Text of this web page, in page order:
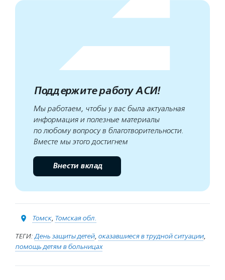
Поддержите работу АСИ!
Мы работаем, чтобы у вас была актуальная
информация и полезные материалы
по любому вопросу в благотворительности.
Вместе мы этого достигнем
Внести вклад
Томск, Томская обл.
ТЕГИ:День защиты детей, оказавшиеся в трудной ситуации,
помощь детям в больницах